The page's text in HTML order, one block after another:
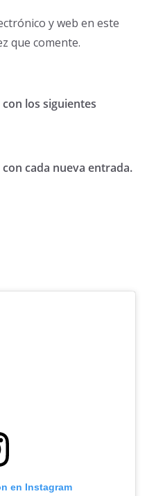
y web en este
que comente.
los siguientes
cada nueva entrada.
en Instagram